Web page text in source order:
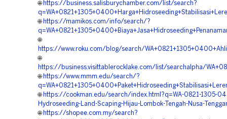
🌐 https://business.salisburychamber.com/list/search?
🌐 https://mamikos.com/info/search/?
🌐
https://www.roku.com/blog/search/
🌐
https://business.visittablerocklake.com/list/searchalpha/
🌐 https://www.mmm.edu/search/?
🌐 https://cookman.edu/search/index.html?q=WA-0821-1305-
Hydroseeding-Land-Scaping-Hijau-Lombok-Tengah-Nusa-
🌐 https://shopee.com.my/search?